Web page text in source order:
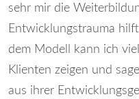
sehr mir die
Entwicklungstrauma
dem Modell kann ich
Klienten zeigen und
aus ihrer